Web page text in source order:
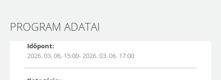
PROGRAM ADATAI
Időpont:
2026. 03. 06. 15:00- 2026. 03. 06. 17:00